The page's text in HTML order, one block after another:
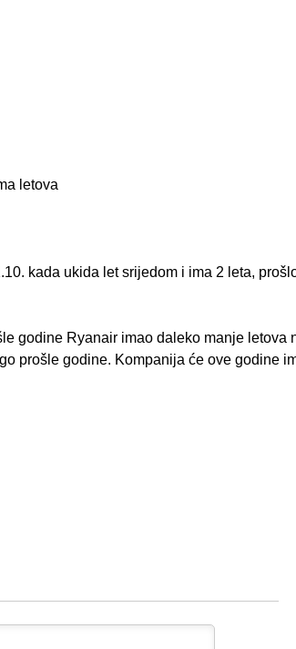
letova
kada ukida let srijedom i ima 2 leta,
godine Ryanair imao daleko manje letova
prošle godine. Kompanija će ove godine